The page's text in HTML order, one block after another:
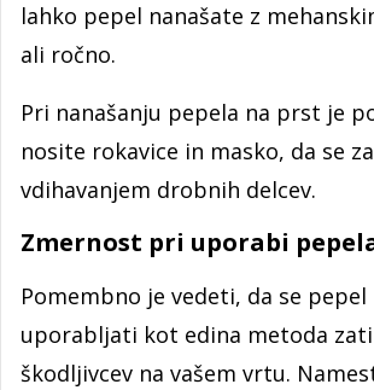
lahko pepel nanašate z
ali ročno.
Pri nanašanju pepela na prst je
nosite rokavice in masko, da se
vdihavanjem drobnih delcev.
Zmernost pri uporabi
Pomembno je vedeti, da se pepel
uporabljati kot edina metoda
škodljivcev na vašem vrtu.